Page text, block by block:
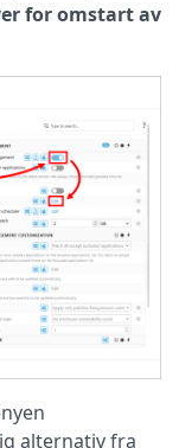
for omstart av
alternativ fra